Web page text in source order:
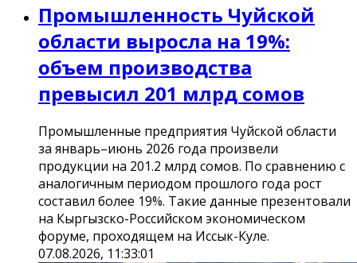
Промышленность Чуйской
области выросла на 19%:
объем производства
превысил 201 млрд сомов
Промышленные предприятия Чуйской области
за январь–июнь 2026 года произвели
продукции на 201.2 млрд сомов. По сравнению с
аналогичным периодом прошлого года рост
составил более 19%. Такие данные презентовали
на Кыргызско-Российском экономическом
форуме, проходящем на Иссык-Куле.
07.08.2026, 11:33:01